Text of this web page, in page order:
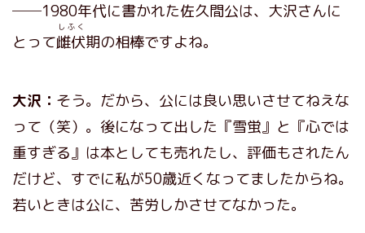
──1980年代に書かれた佐久間公は、大沢さんに
とって雌伏
しふく
期の相棒ですよね。
大沢： そう。だから、公には良い思いさせてねえな
って（笑）。後になって出した『雪蛍』と『心では
重すぎる』は本としても売れたし、評価もされたん
だけど、すでに私が50歳近くなってましたからね。
若いときは公に、苦労しかさせてなかった。